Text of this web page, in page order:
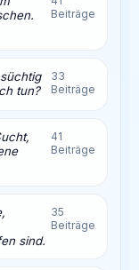
Beiträge
tun?
33
Beiträge
41
Beiträge
sind.
35
Beiträge